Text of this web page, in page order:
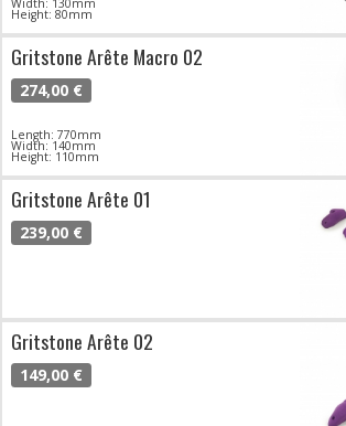
Height: 80mm
Gritstone Arête Macro 02
274,00 €
Length: 770mm
Width: 140mm
Height: 110mm
Gritstone Arête 01
239,00 €
Gritstone Arête 02
149,00 €